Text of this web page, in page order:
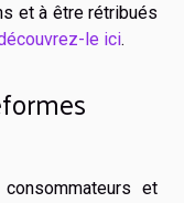
et à être rétribués
le ici.
et